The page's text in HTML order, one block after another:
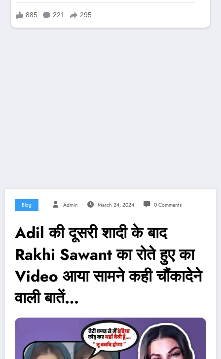
Blog Admin March 24, 2024 0 Comments
Adil की दूसरी शादी के बाद
Rakhi Sawant का रोते हुए का
Video आया सामने कही चौंकादेने
वाली बातें…